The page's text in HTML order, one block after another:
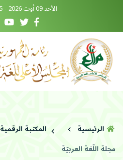
الأحد 09 أوت 2026 - 12:45 مساءً
الرئيسية المكتبة الرقمية
مجلة اللّغة العربيّة